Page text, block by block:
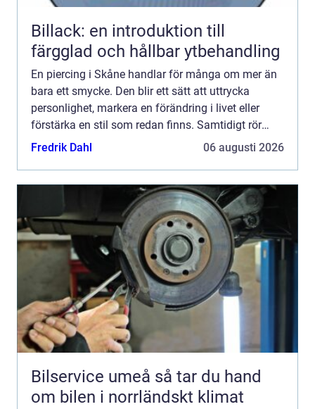
Billack: en introduktion till
färgglad och hållbar ytbehandling
En piercing i Skåne handlar för många om mer än
bara ett smycke. Den blir ett sätt att uttrycka
personlighet, markera en förändring i livet eller
förstärka en stil som redan finns. Samtidigt rör
det...
Fredrik Dahl 06 augusti 2026
Bilservice umeå så tar du hand
om bilen i norrländskt klimat